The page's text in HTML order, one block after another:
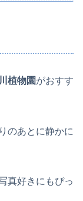
植物園がおすす
のあとに静かに
真好きにもぴっ